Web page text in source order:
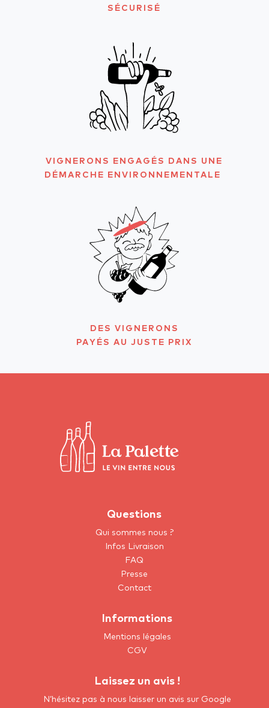
SÉCURISÉ
VIGNERONS ENGAGÉS DANS UNE
DÉMARCHE ENVIRONNEMENTALE
DES VIGNERONS
PAYÉS AU JUSTE PRIX
Questions
Qui sommes nous ?
Infos Livraison
FAQ
Presse
Contact
Informations
Mentions légales
CGV
Laissez un avis !
N’hésitez pas à nous laisser un avis sur Google